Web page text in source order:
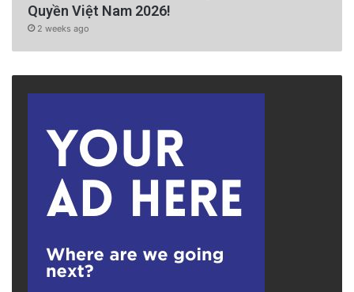
Quyền Việt Nam 2026!
2 weeks ago